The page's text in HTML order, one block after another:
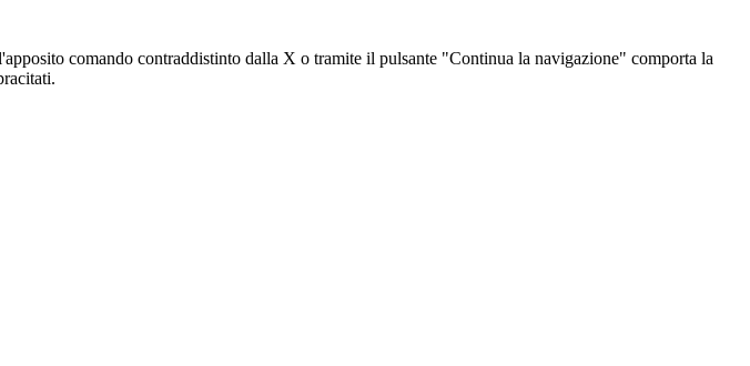
comando contraddistinto dalla X o tramite il pulsante "Continua la navigazione" comporta la